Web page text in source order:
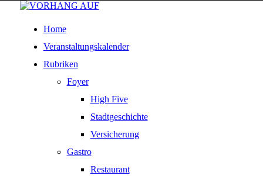
Home
Veranstaltungskalender
Rubriken
Foyer
High Five
Stadtgeschichte
Versicherung
Gastro
Restaurant